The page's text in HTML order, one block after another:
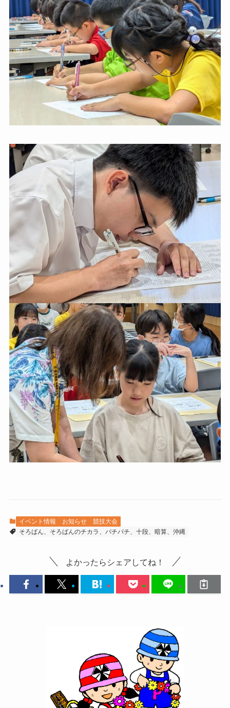
イベント情報 お知らせ
競技大会
そろばん、そろばんのチカラ、パチパチ、十段、暗算、沖縄
よかったらシェアしてね！